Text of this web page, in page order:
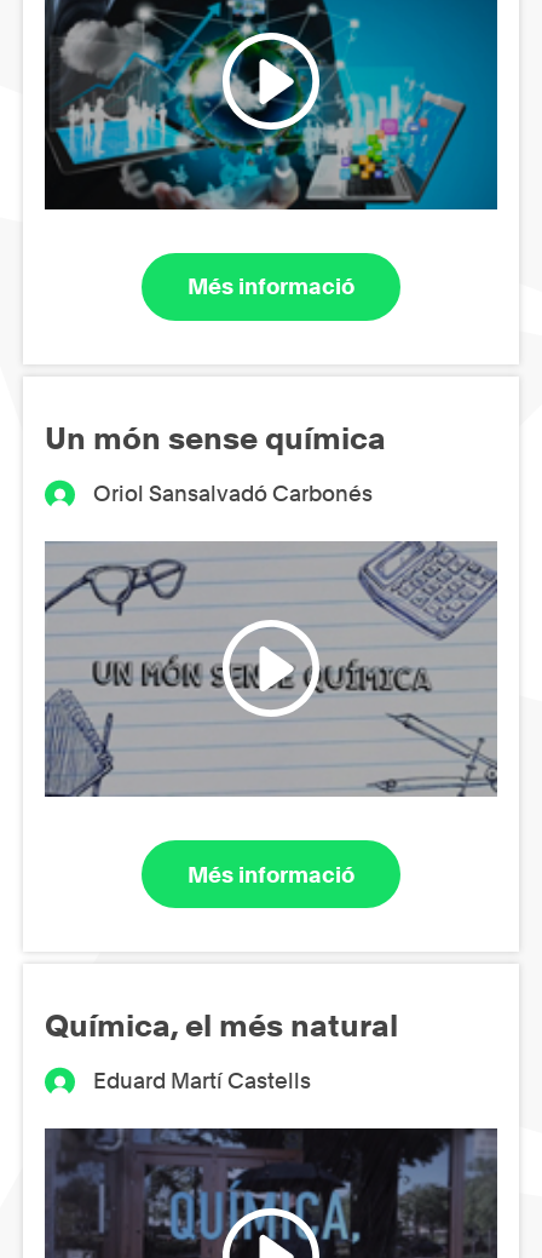
Més informació
Un món sense química
Oriol Sansalvadó Carbonés
Més informació
Química, el més natural
Eduard Martí Castells